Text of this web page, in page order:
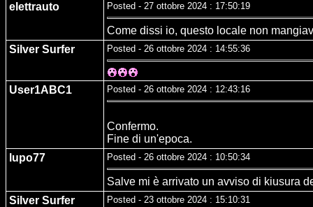
elettrauto
Posted - 27 ottobre 2024 : 17:50:19
Come dissi io, questo locale non
Silver Surfer
Posted - 26 ottobre 2024 : 14:55:36
User1ABC1 Posted - 26 ottobre 2024 : 12:43:16
Confermo.
Fine di un'epoca.
lupo77
Posted - 26 ottobre 2024 : 10:50:34
Salve mi è arrivato un avviso di kiusura
Silver Surfer
Posted - 23 ottobre 2024 : 15:10:31